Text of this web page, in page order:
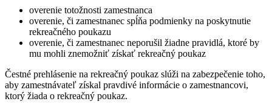
overenie totožnosti zamestnanca
overenie, či zamestnanec spĺňa podmienky na poskytnutie
rekreačného poukazu
overenie, či zamestnanec neporušil žiadne pravidlá, ktoré by
mu mohli znemožniť získať rekreačný poukaz
Čestné prehlásenie na rekreačný poukaz slúži na zabezpečenie toho,
aby zamestnávateľ získal pravdivé informácie o zamestnancovi,
ktorý žiada o rekreačný poukaz.